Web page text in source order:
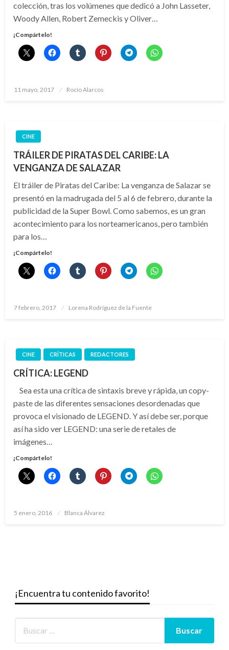
colección, tras los volúmenes que dedicó a John Lasseter,
Woody Allen, Robert Zemeckis y Oliver…
¡Compártelo!
Publicado
11 mayo, 2017 Rocío Alarcos
CINE
TRÁILER DE PIRATAS DEL CARIBE: LA
VENGANZA DE SALAZAR
El tráiler de Piratas del Caribe: La venganza de Salazar se
presentó en la madrugada del 5 al 6 de febrero, durante la
publicidad de la Super Bowl. Como sabemos, es un gran
acontecimiento para los norteamericanos, pero también
para los…
¡Compártelo!
Publicado
7 febrero, 2017 Lorena Rodríguez de la Fuente
CINE CRÍTICAS REDACTORES
CRÍTICA: LEGEND
Sea esta una crítica de sintaxis breve y rápida, un copy-
paste de las diferentes sensaciones desordenadas que
provoca el visionado de LEGEND. Y así debe ser, porque
así ha sido ver LEGEND: una serie de retales de
imágenes…
¡Compártelo!
Publicado
5 enero, 2016 Blanca Álvarez
¡Encuentra tu contenido favorito!